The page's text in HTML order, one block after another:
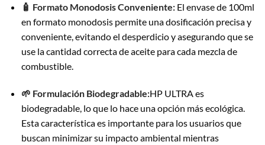
🧴 Formato Monodosis Conveniente: El envase de 100ml
en formato monodosis permite una dosificación precisa y
conveniente, evitando el desperdicio y asegurando que se
use la cantidad correcta de aceite para cada mezcla de
combustible.
🌱 Formulación Biodegradable:HP ULTRA es
biodegradable, lo que lo hace una opción más ecológica.
Esta característica es importante para los usuarios que
buscan minimizar su impacto ambiental mientras